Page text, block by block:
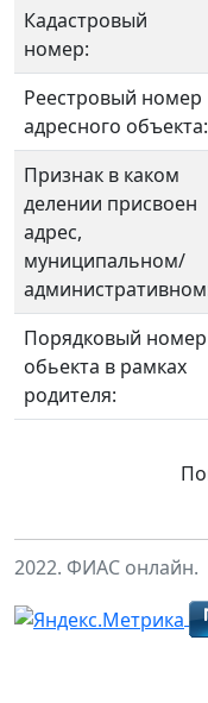
Кадастровый
номер:
Реестровый номер
адресного объекта:
Признак в каком
делении присвоен
адрес,
муниципальном/
Порядковый номер
обьекта в рамках
родителя:
2022. ФИАС онлайн.